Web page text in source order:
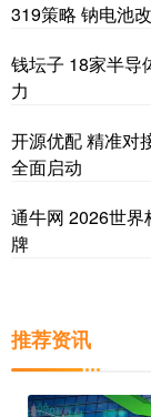
319策略 钠电池
钱坛子 18家半导
力
开源优配 精准对
全面启动
通牛网 2026世
牌
推荐资讯